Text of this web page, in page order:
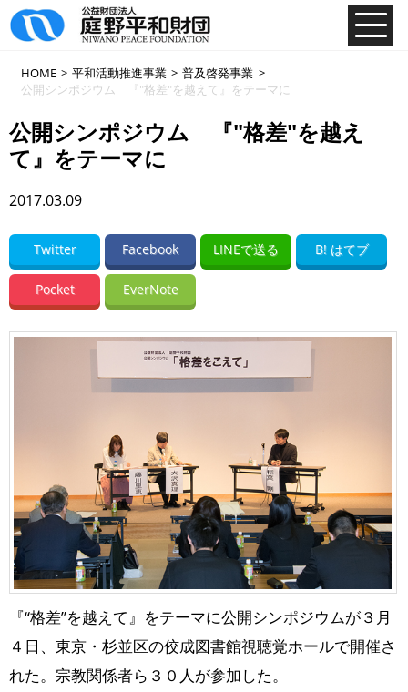
HOME > 平和活動推進事業 > 普及啓発事業 >
公開シンポジウム 『"格差"を越えて』をテーマに
公開シンポジウム 『"格差"を越え
て』をテーマに
2017.03.09
Twitter Facebook LINEで送る B! はてブ
Pocket EverNote
『“格差”を越えて』をテーマに公開シンポジウムが３月
４日、東京・杉並区の佼成図書館視聴覚ホールで開催さ
れた。宗教関係者ら３０人が参加した。